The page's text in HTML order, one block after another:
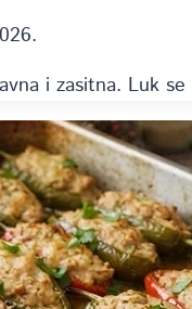
i zasitna. Luk